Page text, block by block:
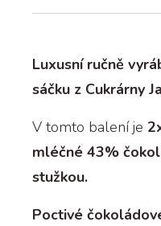
Luxusní ručně
sáčku z Cukrárny
V tomto balení je
mléčné 43%
stužkou.
Poctivé